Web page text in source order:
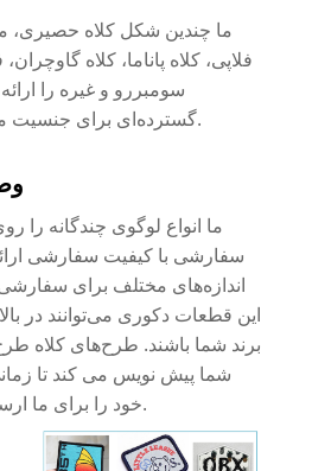
ما چندین شکل کلاه حصیری،
فلاپی، کلاه پاناما، کلاه
سومبررو و غیره را
گسترده‌ای برای جنسیت مرد و زن ارائه می‌دهند.
ما انواع لوگوی چندگانه را
سفارشی با کیفیت سفارشی
اندازه‌های مختلف برای
این قطعات دکوری می‌توانند در
برند شما باشند. طرح‌های کلاه
شما پیش نویس می کند تا
خود را برای ما ارسال می کنید، تأیید شود.